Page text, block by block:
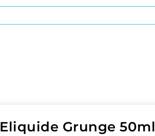
Eliquide Grunge 50ml